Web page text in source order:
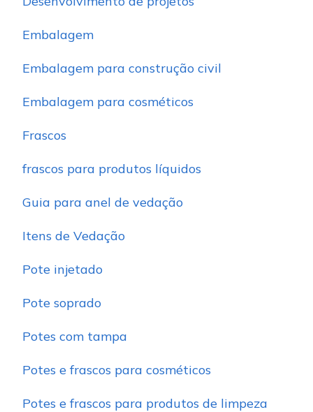
Embalagem
Embalagem para construção civil
Embalagem para cosméticos
Frascos
frascos para produtos líquidos
Guia para anel de vedação
Itens de Vedação
Pote injetado
Pote soprado
Potes com tampa
Potes e frascos para cosméticos
Potes e frascos para produtos de limpeza